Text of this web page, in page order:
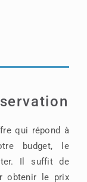
qui répond à
budget, le
Il suffit de
obtenir le prix